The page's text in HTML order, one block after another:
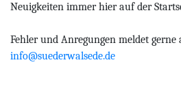
Neuigkeiten immer hier auf der
Fehler und Anregungen meldet gerne
info@suederwalsede.de